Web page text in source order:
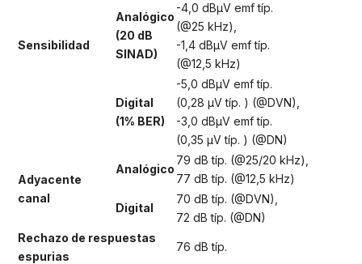
Sensibilidad
Analógico
(20 dB
SINAD)
-4,0 dBμV emf típ.
(@25 kHz),
-1,4 dBμV emf típ.
(@12,5 kHz)
Digital
(1% BER)
-5,0 dBμV emf típ.
(0,28 μV típ. ) (@DVN),
-3,0 dBμV emf típ.
(0,35 μV típ. ) (@DN)
Adyacente
canal
Analógico
79 dB típ. (@25/20 kHz),
77 dB típ. (@12,5 kHz)
Digital
70 dB típ. (@DVN),
72 dB típ. (@DN)
Rechazo de respuestas
espurias
76 dB típ.